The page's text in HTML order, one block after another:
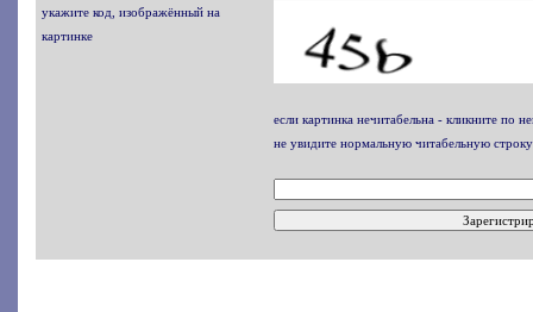
укажите код, изображённый на
картинке
если картинка нечитабельна - кликните по
не увидите нормальную читабельную строку